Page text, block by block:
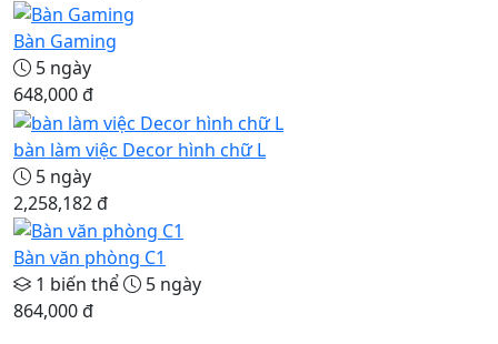
Bàn Gaming
5 ngày
648,000 đ
bàn làm việc Decor hình chữ L
5 ngày
2,258,182 đ
Bàn văn phòng C1
1 biến thể
5 ngày
864,000 đ